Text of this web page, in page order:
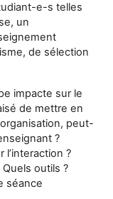
e-s telles
un
de sélection
impacte sur le
de mettre en
peut-
?
l’interaction ?
outils ?
séance